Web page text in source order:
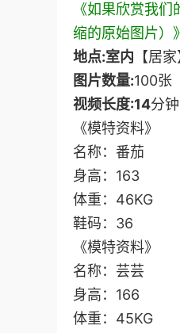
《如果欣赏我
缩的原始图片）》
地点:室内 【居家
图片数量:100张
视频长度:14分
《模特资料》
名称：番茄
身高：163
体重：46KG
鞋码：36
《模特资料》
名称：芸芸
身高：166
体重：45KG